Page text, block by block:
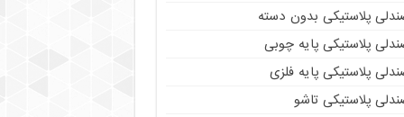
پلاستیکی بدون دسته
پلاستیکی پایه چوبی
پلاستیکی پایه فلزی
پلاستیکی تاشو